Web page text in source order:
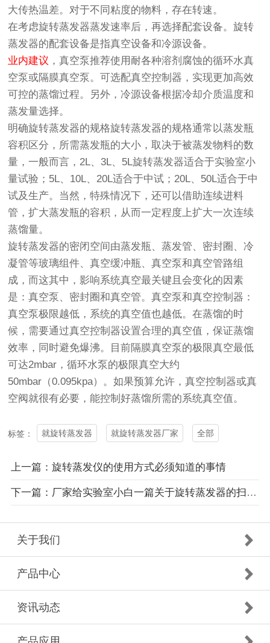
大传热温差。对于不同粘度的物料，存在转速。
在考虑旋转蒸发器蒸发速率后，再选择配套设备。旋转
蒸发器的配套设备是指真空设备和冷源设备。
业内建议 ，真空泵推荐使用耐各种溶剂腐蚀的循环水真
空泵或隔膜真空泵。可选配真空控制器，实现更加高效
可控的蒸馏过程。另外，冷源设备根据冷却介质温度和
蒸发量选择。
明确旋转蒸发器的规格旋转蒸发器的规格通常以蒸发瓶
容积区分，所需蒸发瓶的大小，取决于被蒸发物料的数
量，一般而言，2L、3L、5L旋转蒸发器适合于实验室小
量试验；5L、10L、20L适合于中试；20L、50L适合于中
试及生产。当然，特殊情况下，还可以借助连续进料
管，扩大蒸发瓶的容积，从而一定程度上扩大一次连续
蒸馏量。
旋转蒸发器的密闭空间由蒸发瓶、蒸发管、密封圈、冷
凝管等玻璃组件、真空缓冲瓶、真空泵和真空管路组
成，而这其中，影响系统真空最关键且会变化的因素
是：真空泵、密封圈和真空管。真空泵和真空控制器：
真空泵极限越低，系统的真空值也越低。在蒸馏的时
候，需要通过真空控制器设置合理的真空值，保证蒸馏
效率，同时避免爆沸。目前隔膜真空泵的极限真空最低
可达2mbar，循环水泵的极限真空大约
50mbar（0.095kpa）。如果预算允许，真空控制器或真
空阀就很有必要，能控制好蒸馏所需的系统真空值。
标签： 就旋转蒸发器 就旋转蒸发器厂家 全部
上一篇：旋转蒸发仪的使用方式必须知道的事情
下一篇：厂家给实验室小白一篇关于旋转蒸发器的扫盲帖|推荐
关于我们
产品中心
资讯动态